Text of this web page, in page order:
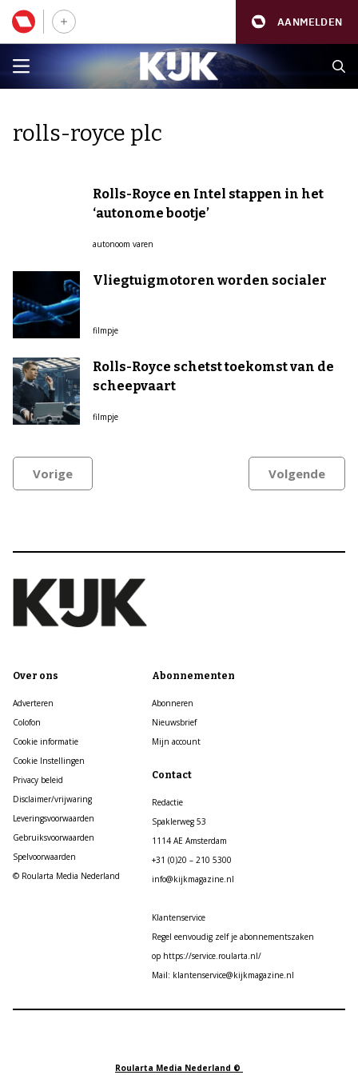
AANMELDEN
rolls-royce plc
Rolls-Royce en Intel stappen in het
‘autonome bootje’
autonoom varen
Vliegtuigmotoren worden socialer
filmpje
Rolls-Royce schetst toekomst van de
scheepvaart
filmpje
Vorige Volgende
Over ons
Adverteren
Colofon
Cookie informatie
Cookie Instellingen
Privacy beleid
Disclaimer/vrijwaring
Leveringsvoorwaarden
Gebruiksvoorwaarden
Spelvoorwaarden
© Roularta Media Nederland
Abonnementen
Abonneren
Nieuwsbrief
Mijn account
Contact
Redactie
Spaklerweg 53
1114 AE Amsterdam
+31 (0)20 – 210 5300
info@kijkmagazine.nl
Klantenservice
Regel eenvoudig zelf je abonnementszaken
op https://service.roularta.nl/
Mail: klantenservice@kijkmagazine.nl
Roularta Media Nederland ©